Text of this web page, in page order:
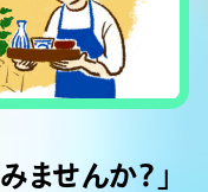
ませんか？」